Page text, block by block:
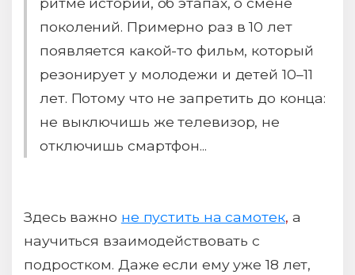
поколений. Примерно раз в 10 лет
появляется какой-то фильм, который
резонирует у молодежи и детей 10–11
лет. Потому что не запретить до конца:
не выключишь же телевизор, не
отключишь смартфон...
Здесь важно не пустить на самотек, а
научиться взаимодействовать с
подростком. Даже если ему уже 18 лет,